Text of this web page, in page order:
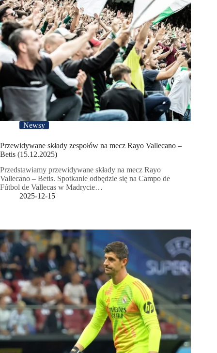
Newsy
Przewidywane składy zespołów na mecz Rayo Vallecano –
Betis (15.12.2025)
Przedstawiamy przewidywane składy na mecz Rayo
Vallecano – Betis. Spotkanie odbędzie się na Campo de
Fútbol de Vallecas w Madrycie…
2025-12-15